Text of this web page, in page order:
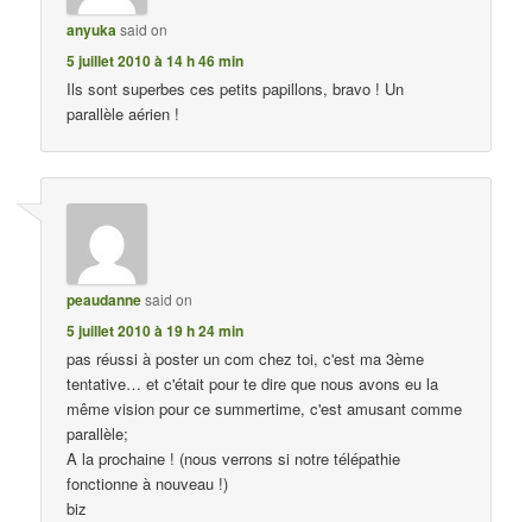
anyukasaid on
5 juillet 2010 à 14 h 46 min
Ils sont superbes ces petits papillons, bravo ! Un
parallèle aérien !
peaudannesaid on
5 juillet 2010 à 19 h 24 min
pas réussi à poster un com chez toi, c'est ma 3ème
tentative… et c'était pour te dire que nous avons eu la
même vision pour ce summertime, c'est amusant comme
parallèle;
A la prochaine ! (nous verrons si notre télépathie
fonctionne à nouveau !)
biz